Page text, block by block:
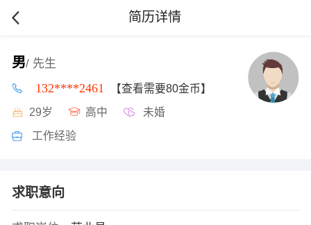
简历详情
男/ 先生
132****2461 【查看需要80金币】
29岁 高中 未婚
工作经验
求职意向